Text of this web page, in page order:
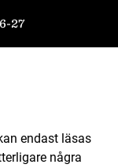
27
endast läsas
några